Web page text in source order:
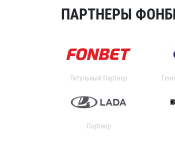
ПАРТНЕРЫ
Титульный Партнер
Партнер